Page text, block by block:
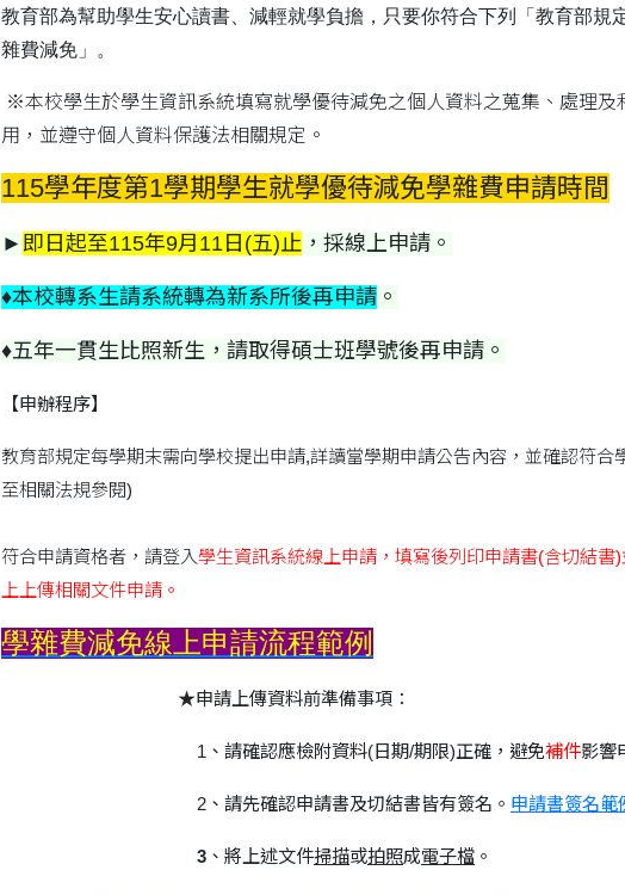
教育部為幫助學生安心讀書、減輕就學負擔，只要你符合下列「教育部規
雜費減免」。
※本校學生於學生資訊系統填寫就學優待減免之個人資料之蒐集、處理
用，並遵守個人資料保護法相關規定。
115學年度第1學期學生就學優待減免學雜費申請時間
► 即日起至115年9月11日(五)止 ，採線上申請。
♦本校轉系生請系統轉為新系所後再申請 。
♦五年一貫生比照新生，請取得碩士班學號後再申請。
【申辦程序】
教育部規定每學期末需向學校提出申請,詳讀當學期申請公告內容，並確認符合
至相關法規參閱)
符合申請資格者，請登入學生資訊系統線上申請，填寫後列印申請書(含切結書
上上傳相關文件申請。
學雜費減免線上申請流程範例
★申請上傳資料前準備事項：
1、請確認應檢附資料(日期/期限)正確， 避免補件影響
2、請先確認申請書及切結書皆有簽名 。 申請書簽名範
3 、將上述文件掃描或拍照成電子檔 。